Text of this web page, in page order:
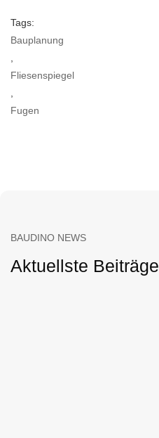
Tags:
Bauplanung
Fliesenspiegel
Fugen
BAUDINO NEWS
Aktuellste Beiträge